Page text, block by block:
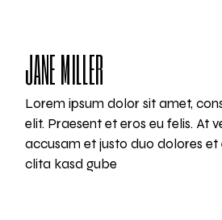
JANE MILLER
Lorem ipsum dolor sit amet,
elit. Praesent et eros eu felis. At
accusam et justo duo dolores
clita kasd gube